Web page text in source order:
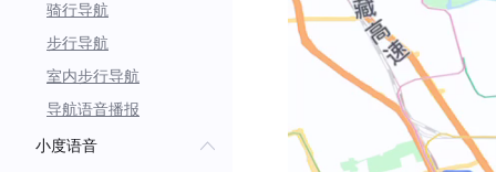
骑行导航
步行导航
室内步行导航
导航语音播报
小度语音